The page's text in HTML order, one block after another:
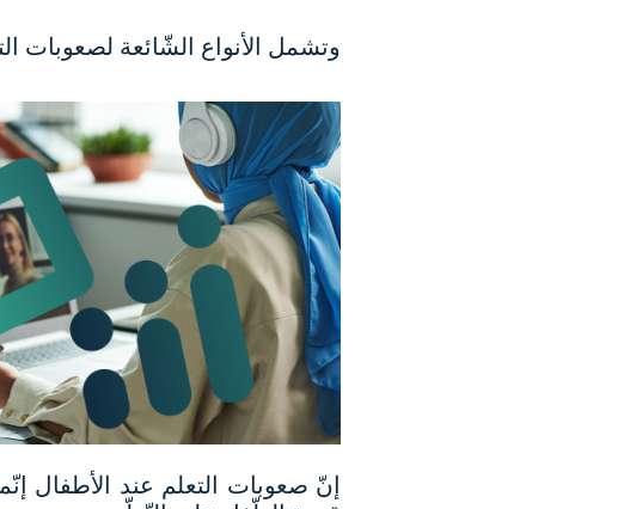
وتشمل الأنواع الشّائعة لصعوبات
إنّ صعوبات التعلم عند الأطفال